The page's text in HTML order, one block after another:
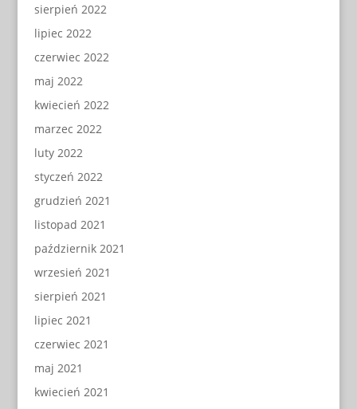
sierpień 2022
lipiec 2022
czerwiec 2022
maj 2022
kwiecień 2022
marzec 2022
luty 2022
styczeń 2022
grudzień 2021
listopad 2021
październik 2021
wrzesień 2021
sierpień 2021
lipiec 2021
czerwiec 2021
maj 2021
kwiecień 2021